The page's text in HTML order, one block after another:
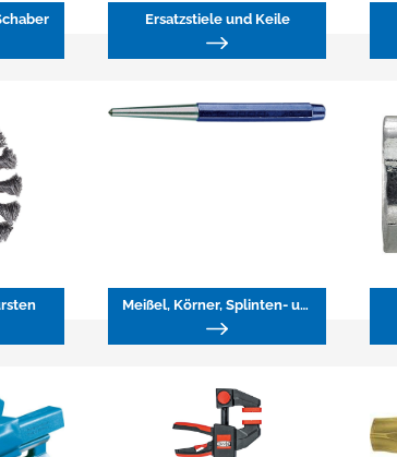
Ersatzstiele und Keile
Meißel, Körner, Splinten- und Durchtreiber